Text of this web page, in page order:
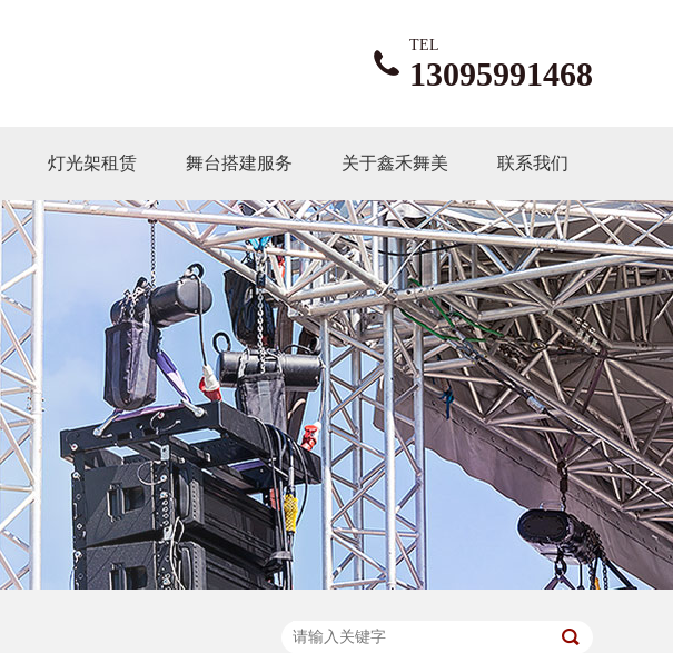
TEL
13095991468
灯光架租赁 舞台搭建服务 关于鑫禾舞美 联系我们